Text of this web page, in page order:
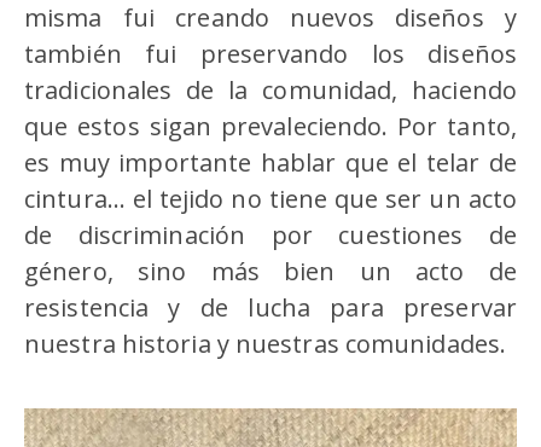
misma fui creando nuevos diseños y
también fui preservando los diseños
tradicionales de la comunidad, haciendo
que estos sigan prevaleciendo. Por tanto,
es muy importante hablar que el telar de
cintura… el tejido no tiene que ser un acto
de discriminación por cuestiones de
género, sino más bien un acto de
resistencia y de lucha para preservar
nuestra historia y nuestras comunidades.